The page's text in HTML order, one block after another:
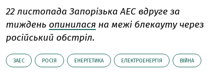
22 листопада Запорізька АЕС вдруге за
тиждень опинилася на межі блекауту через
російський обстріл.
ЗАЕС РОСІЯ ЕНЕРГЕТИКА ЕЛЕКТРОЕНЕРГІЯ ВІЙНА